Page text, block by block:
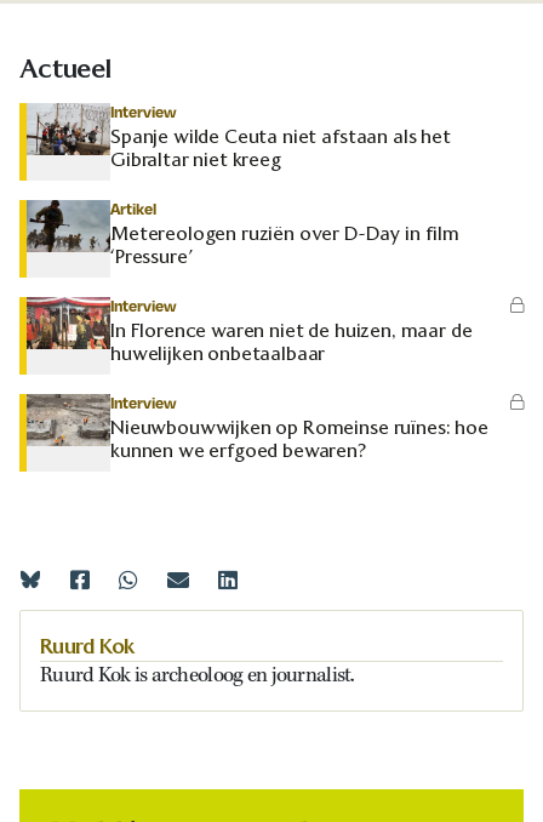
Actueel
Interview
Spanje wilde Ceuta niet afstaan als het
Gibraltar niet kreeg
Artikel
Metereologen ruziën over D-Day in film
‘Pressure’
Interview
In Florence waren niet de huizen, maar de
huwelijken onbetaalbaar
Interview
Nieuwbouwwijken op Romeinse ruïnes: hoe
kunnen we erfgoed bewaren?
Ruurd Kok
Ruurd Kok is archeoloog en journalist.